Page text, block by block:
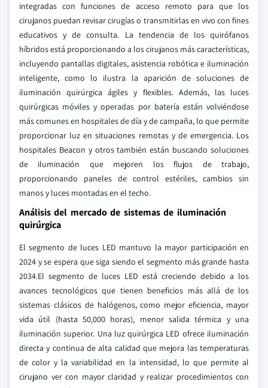
integradas con funciones de acceso remoto para que los
cirujanos puedan revisar cirugías o transmitirlas en vivo con fines
educativos y de consulta. La tendencia de los quirófanos
híbridos está proporcionando a los cirujanos más características,
incluyendo pantallas digitales, asistencia robótica e iluminación
inteligente, como lo ilustra la aparición de soluciones de
iluminación quirúrgica ágiles y flexibles. Además, las luces
quirúrgicas móviles y operadas por batería están volviéndose
más comunes en hospitales de día y de campaña, lo que permite
proporcionar luz en situaciones remotas y de emergencia. Los
hospitales Beacon y otros también están buscando soluciones
de iluminación que mejoren los flujos de trabajo,
proporcionando paneles de control estériles, cambios sin
manos y luces montadas en el techo.
Análisis del mercado de sistemas de iluminación
quirúrgica
El segmento de luces LED mantuvo la mayor participación en
2024 y se espera que siga siendo el segmento más grande hasta
2034.El segmento de luces LED está creciendo debido a los
avances tecnológicos que tienen beneficios más allá de los
sistemas clásicos de halógenos, como mejor eficiencia, mayor
vida útil (hasta 50,000 horas), menor salida térmica y una
iluminación superior. Una luz quirúrgica LED ofrece iluminación
directa y continua de alta calidad que mejora las temperaturas
de color y la variabilidad en la intensidad, lo que permite al
cirujano ver con mayor claridad y realizar procedimientos con